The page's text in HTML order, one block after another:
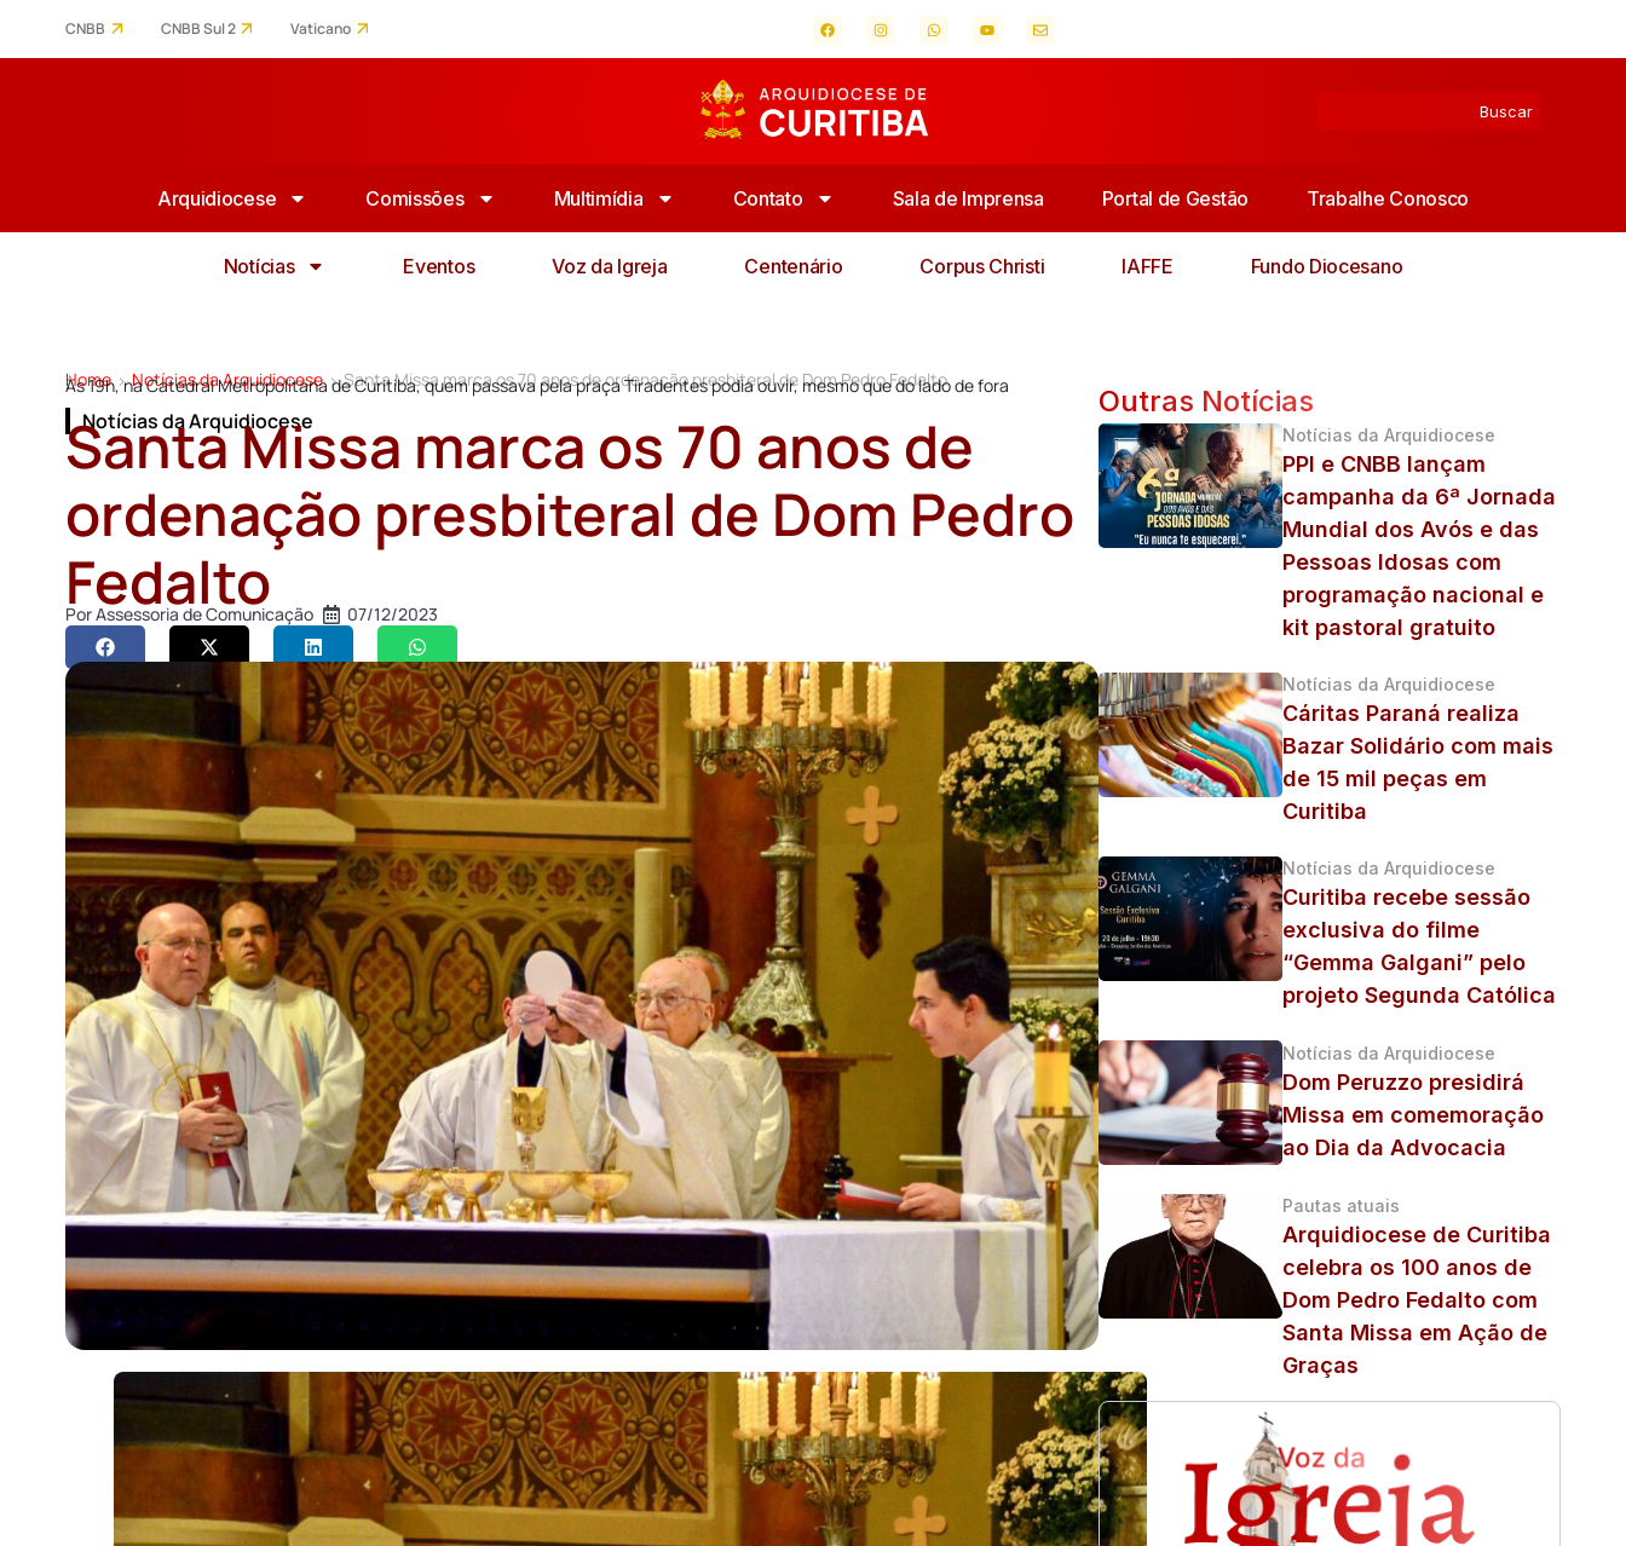
CNBB CNBB Sul 2 Vaticano
Arquidiocese Comissões Multimídia Contato Sala de Imprensa Portal de Gestão Trabalhe Conosco
Notícias Eventos Voz da Igreja Centenário Corpus Christi IAFFE Fundo Diocesano
Home > Notícias da Arquidiocese > Santa Missa marca os 70 anos de ordenação presbiteral de Dom Pedro Fedalto
Às 19h, na Catedral Metropolitana de Curitiba, quem passava pela praça Tiradentes podia ouvir, mesmo que do lado de fora
Notícias da Arquidiocese
Santa Missa marca os 70 anos de
ordenação presbiteral de Dom Pedro
Fedalto
PorAssessoria de Comunicação 07/12/2023
Outras Notícias
Notícias da Arquidiocese
PPI e CNBB lançam
campanha da 6ª Jornada
Mundial dos Avós e das
Pessoas Idosas com
programação nacional e
kit pastoral gratuito
Notícias da Arquidiocese
Cáritas Paraná realiza
Bazar Solidário com mais
de 15 mil peças em
Curitiba
Notícias da Arquidiocese
Curitiba recebe sessão
exclusiva do filme
“Gemma Galgani” pelo
projeto Segunda Católica
Notícias da Arquidiocese
Dom Peruzzo presidirá
Missa em comemoração
ao Dia da Advocacia
Pautas atuais
Arquidiocese de Curitiba
celebra os 100 anos de
Dom Pedro Fedalto com
Santa Missa em Ação de
Graças